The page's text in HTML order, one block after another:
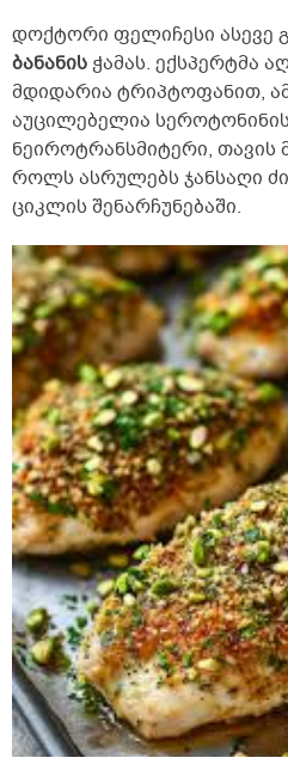
დოქტორი ფელიჩესი ასევე
ბანანისჭამას. ექსპერტმა
მდიდარია ტრიპტოფანით,
აუცილებელია
ნეიროტრანსმიტერი, თავის
როლს ასრულებს ჯანსაღი
ციკლის შენარჩუნებაში.